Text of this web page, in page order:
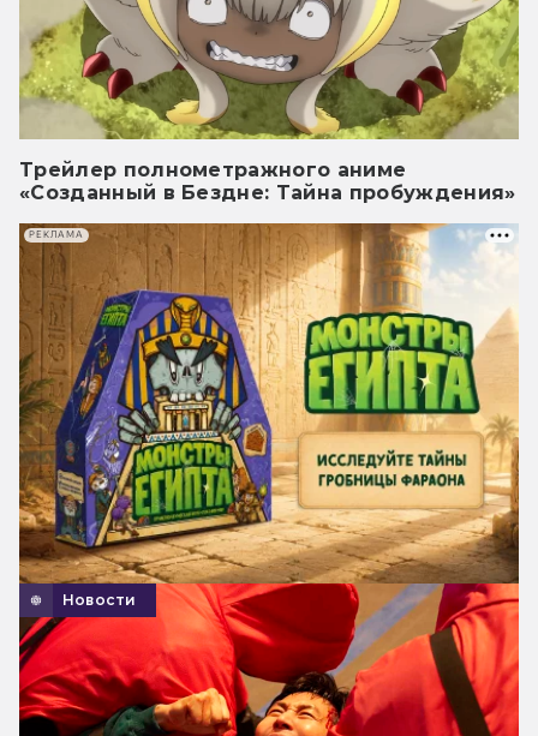
Трейлер полнометражного аниме
«Созданный в Бездне: Тайна пробуждения»
Новости
РЕКЛАМА